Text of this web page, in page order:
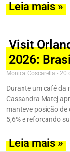
Leia mais »
Visit
2026:
Monica Coscarella 20
Durante um café da
Cassandra Matej
manteve posição
5,6% e reforçando
Leia mais »